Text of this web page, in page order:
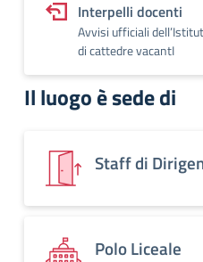
Interpelli docenti
Avvisi ufficiali
di cattedre vacantI
Il luogo è sede di
Staff di
Polo Liceale